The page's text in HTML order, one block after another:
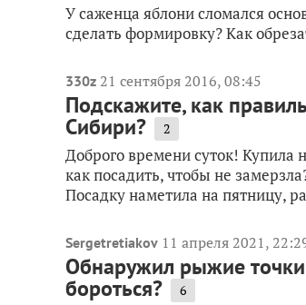
У саженца яблони сломался
сделать формировку? Как
330z 21 сентября 2016, 08:45
Подскажите, как
Сибири? 2
Доброго времени суток! Купила
как посадить, чтобы не
Посадку наметила на пятницу,
Sergetretiakov 11 апреля 2021,
Обнаружил рыжие точки
бороться? 6